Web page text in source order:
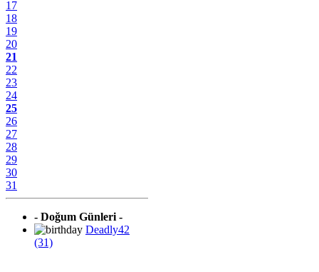
17
18
19
20
21
22
23
24
25
26
27
28
29
30
31
- Doğum Günleri -
Deadly42
(31)